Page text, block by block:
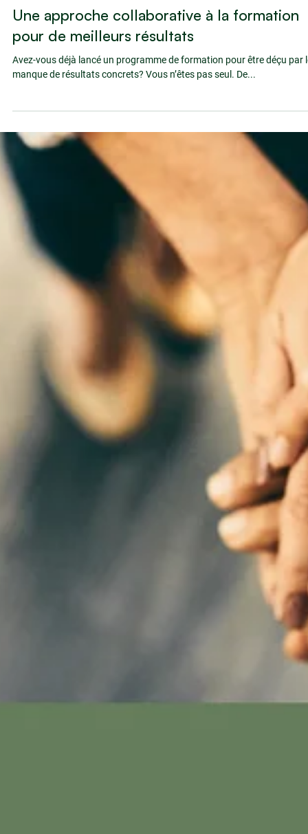
Jan 15, 2025
1 min read
Une approche collaborative à la formation
pour de meilleurs résultats